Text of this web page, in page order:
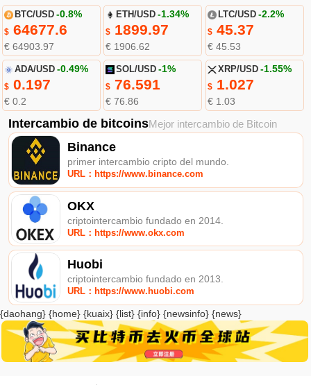
BTC/USD -0.8%
$64677.6
€ 64903.97
ETH/USD -1.34%
$ 1899.97
€ 1906.62
LTC/USD -2.2%
$45.37
€ 45.53
ADA/USD -0.49%
$0.197
€ 0.2
SOL/USD -1%
$ 76.591
€ 76.86
XRP/USD -1.55%
$1.027
€ 1.03
Intercambio de bitcoinsMejor intercambio de Bitcoin
Binance
primer intercambio cripto del mundo.
URL：https://www.binance.com
OKX
criptointercambio fundado en 2014.
URL：https://www.okx.com
Huobi
criptointercambio fundado en 2013.
URL：https://www.huobi.com
{daohang} {home} {kuaix} {list} {info} {newsinfo} {news}